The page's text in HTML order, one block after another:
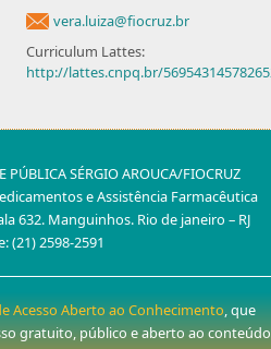
vera.luiza@fiocruz.br
Curriculum Lattes:
http://lattes.cnpq.br/
PÚBLICA SÉRGIO AROUCA/FIOCRUZ
e Assistência Farmacêutica
632. Manguinhos. Rio de janeiro – RJ
(21) 2598-2591
Acesso Aberto ao Conhecimento, que
gratuito, público e aberto ao conteúdo